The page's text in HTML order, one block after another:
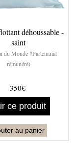
déhoussable -
saint
du Monde #Partenariat
rémunéré)
350€
ce produit
au panier